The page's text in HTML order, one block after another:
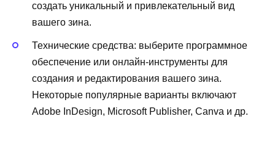
создать уникальный и привлекательный вид
вашего зина.
Технические средства: выберите программное
обеспечение или онлайн-инструменты для
создания и редактирования вашего зина.
Некоторые популярные варианты включают
Adobe InDesign, Microsoft Publisher, Canva и др.